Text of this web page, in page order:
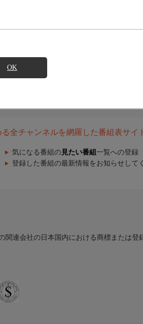
OK
全チャンネルを網羅した番組表サイ
気になる番組の 見たい番組 一覧への登録
登録した番組の最新情報をお知らせして
連会社の日本国内における商標または登